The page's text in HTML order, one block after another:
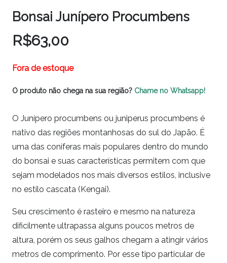
Bonsai Junípero Procumbens
R$63,00
Fora de estoque
O produto não chega na sua região? Chame no Whatsapp!
O Junípero procumbens ou juniperus procumbens é
nativo das regiões montanhosas do sul do Japão. É
uma das coníferas mais populares dentro do mundo
do bonsai e suas características permitem com que
sejam modelados nos mais diversos estilos, inclusive
no estilo cascata (Kengai).
Seu crescimento é rasteiro e mesmo na natureza
dificilmente ultrapassa alguns poucos metros de
altura, porém os seus galhos chegam a atingir vários
metros de comprimento. Por esse tipo particular de